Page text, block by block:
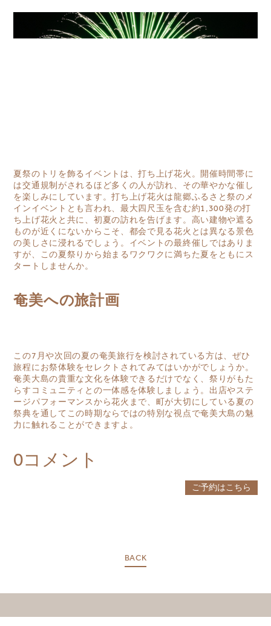
ご予約はこちら
MIRU NISEKO
MIRU KYOTO
MIRU AMAMI
夏祭のトリを飾るイベントは、打ち上げ花火。開催時間帯に
は交通規制がされるほど多くの人が訪れ、その華やかな催し
を楽しみにしています。打ち上げ花火は龍郷ふるさと祭のメ
インイベントとも言われ、最大四尺玉を含む約1,300発の打
ち上げ花火と共に、初夏の訪れを告げます。高い建物や遮る
ものが近くにないからこそ、都会で見る花火とは異なる景色
の美しさに浸れるでしょう。イベントの最終催しではありま
すが、この夏祭りから始まるワクワクに満ちた夏をともにス
タートしませんか。
奄美への旅計画
この7月や次回の夏の奄美旅行を検討されている方は、ぜひ
旅程にお祭体験をセレクトされてみてはいかがでしょうか。
奄美大島の貴重な文化を体験できるだけでなく、祭りがもた
らすコミュニティとの一体感を体験しましょう。出店やステ
ージパフォーマンスから花火まで、町が大切にしている夏の
祭典を通してこの時期ならではの特別な視点で奄美大島の魅
力に触れることができますよ。
0コメント
BACK
CONTACT US